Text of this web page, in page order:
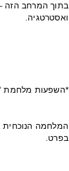
בתוך המרחב הזה –
ואסטרטגיה.
*השפעות מלחמת
המלחמה הנוכחית
בפרט.